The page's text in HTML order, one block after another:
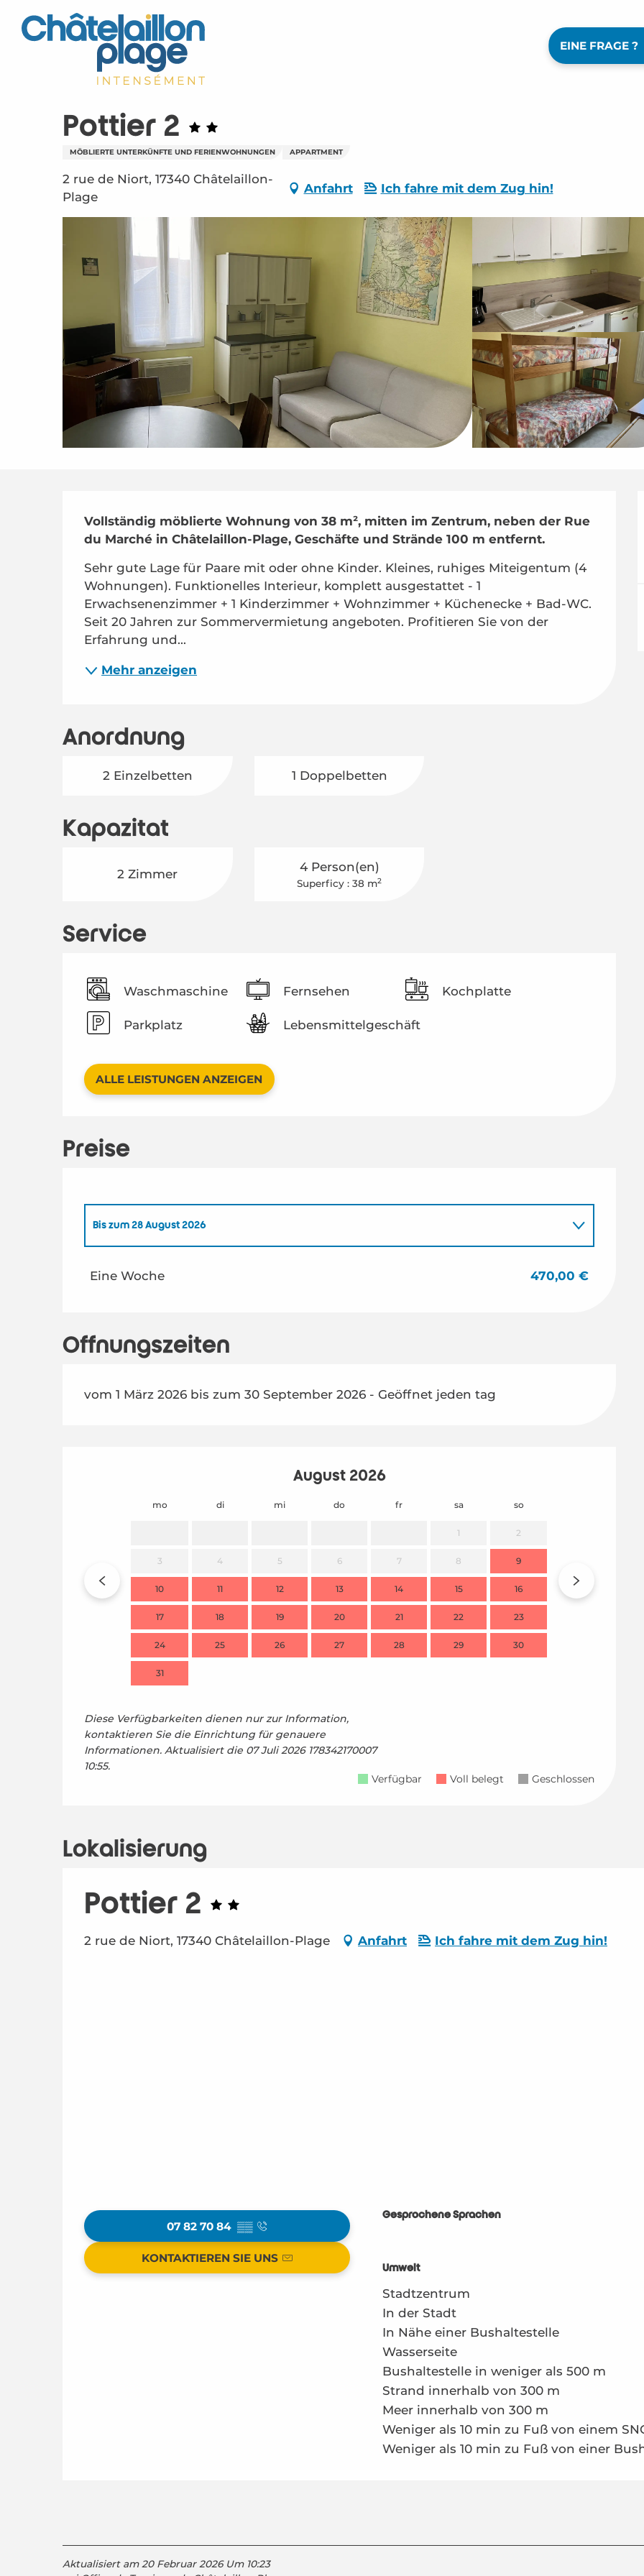
contenu
EINE FRAGE ?
Pottier 2
MÖBLIERTE UNTERKÜNFTE UND FERIENWOHNUNGEN APPARTMENT
2 rue de Niort, 17340 Châtelaillon-
Plage
Anfahrt Ich fahre mit dem Zug hin!
Beschreibung
Vollständig möblierte Wohnung von 38 m², mitten im Zentrum, neben der Rue
du Marché in Châtelaillon-Plage, Geschäfte und Strände 100 m entfernt.
Sehr gute Lage für Paare mit oder ohne Kinder. Kleines, ruhiges Miteigentum (4
Wohnungen). Funktionelles Interieur, komplett ausgestattet - 1
Erwachsenenzimmer + 1 Kinderzimmer + Wohnzimmer + Küchenecke + Bad-WC.
Seit 20 Jahren zur Sommervermietung angeboten. Profitieren Sie von der
Erfahrung und...
Mehr anzeigen
Anordnung
2 Einzelbetten 1 Doppelbetten
Kapazität
2 Zimmer 4 Person(en)
Superficy : 38 m2
Service
Waschmaschine Fernsehen Kochplatte
Parkplatz Lebensmittelgeschäft
ALLE LEISTUNGEN ANZEIGEN
Preise
Bis zum 28 August 2026
Eine Woche 470,00 €
Öffnungszeiten
vom 1 März 2026 bis zum 30 September 2026 - Geöffnet jeden tag
August 2026
mo di mi do fr sa so
1 2
3 4 5 6 7 8 9
10 11 12 13 14 15 16
17 18 19 20 21 22 23
24 25 26 27 28 29 30
31
Diese Verfügbarkeiten dienen nur zur Information,
kontaktieren Sie die Einrichtung für genauere
Informationen.Aktualisiert die 07 Juli 2026 178342170007
10:55.
Verfügbar
Voll belegt Geschlossen
Lokalisierung
Pottier 2
2 rue de Niort, 17340 Châtelaillon-Plage Anfahrt Ich fahre mit dem Zug hin!
07 82 70 84 ▒▒
KONTAKTIEREN SIE UNS
Gesprochene Sprachen
Gesprochene Sprachen
Umwelt
Umwelt
Stadtzentrum
In der Stadt
In Nähe einer Bushaltestelle
Wasserseite
Bushaltestelle in weniger als 500 m
Strand innerhalb von 300 m
Meer innerhalb von 300 m
Weniger als 10 min zu Fuß von einem
Weniger als 10 min zu Fuß von einer
Aktualisiert am 20 Februar 2026 Um 10:23